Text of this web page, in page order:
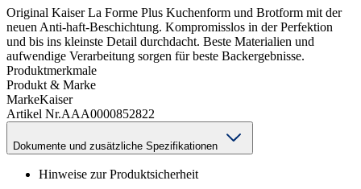
Original Kaiser La Forme Plus Kuchenform und Brotform mit der
neuen Anti-haft-Beschichtung. Kompromisslos in der Perfektion
und bis ins kleinste Detail durchdacht. Beste Materialien und
aufwendige Verarbeitung sorgen für beste Backergebnisse.
Produktmerkmale
Produkt & Marke
MarkeKaiser
Artikel Nr.AAA0000852822
Dokumente und zusätzliche Spezifikationen
Hinweise zur Produktsicherheit